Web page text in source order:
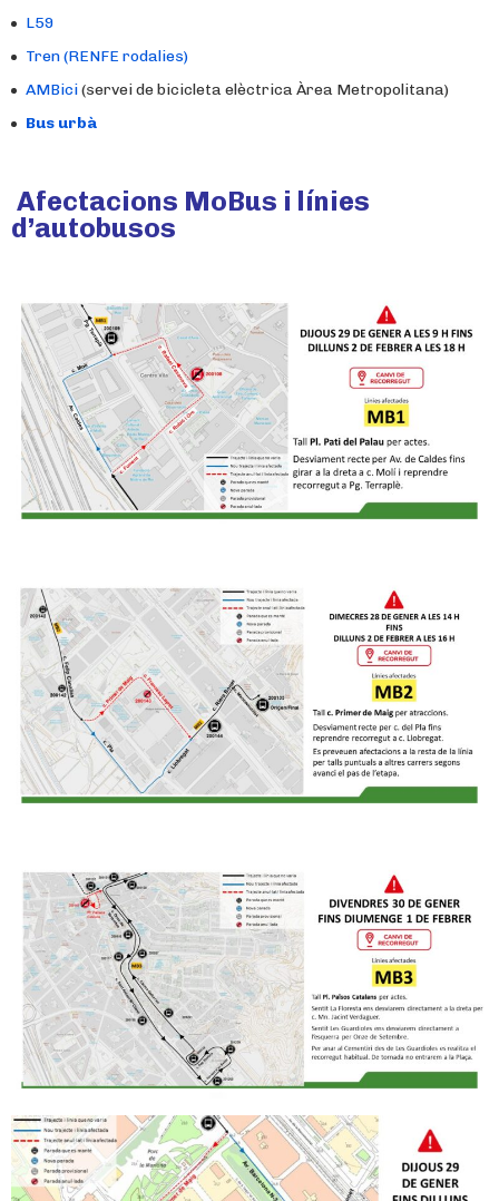
L59
Tren (RENFE rodalies)
AMBici(servei de bicicleta elèctrica Àrea Metropolitana)
Bus urbà
Afectacions MoBus i línies
d’autobusos